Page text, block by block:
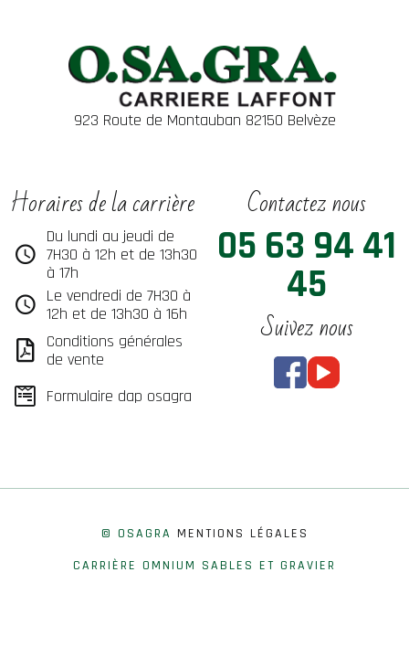
923 Route de Montauban 82150 Belvèze
Horaires de la carrière
Du lundi au jeudi de
7H30 à 12h et de 13h30
à 17h
Le vendredi de 7H30 à
12h et de 13h30 à 16h
Conditions générales
de vente
Formulaire dap osagra
Contactez nous
05 63 94 41
45
Suivez nous
© OSAGRA MENTIONS LÉGALES
CARRIÈRE OMNIUM SABLES ET GRAVIER